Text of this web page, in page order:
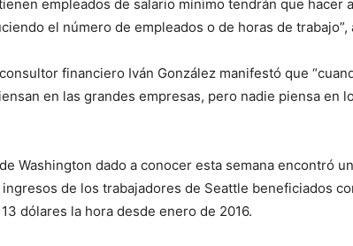
empleados de salario mínimo tendrán que hacer
el número de empleados o de horas de trabajo”,
financiero Iván González manifestó que
en las grandes empresas, pero nadie piensa en
Washington dado a conocer esta semana encontró
de los trabajadores de Seattle beneficiados
dólares la hora desde enero de 2016.